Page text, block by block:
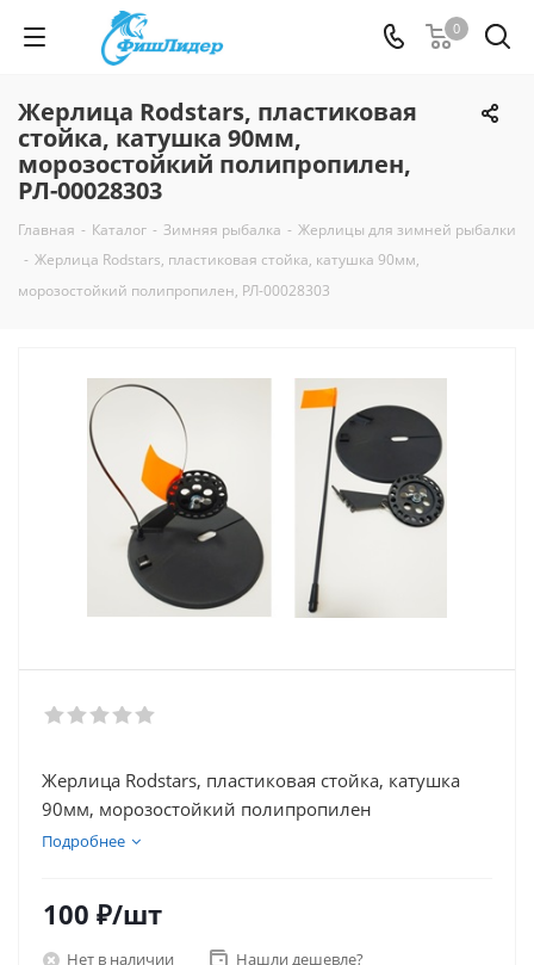
0
Жерлица Rodstars, пластиковая
стойка, катушка 90мм,
морозостойкий полипропилен,
РЛ-00028303
Главная - Каталог - Зимняя рыбалка - Жерлицы для зимней рыбалки
- Жерлица Rodstars, пластиковая стойка, катушка 90мм,
морозостойкий полипропилен, РЛ-00028303
Жерлица Rodstars, пластиковая стойка, катушка
90мм, морозостойкий полипропилен
Подробнее
100 ₽/шт
Нет в наличии Нашли дешевле?